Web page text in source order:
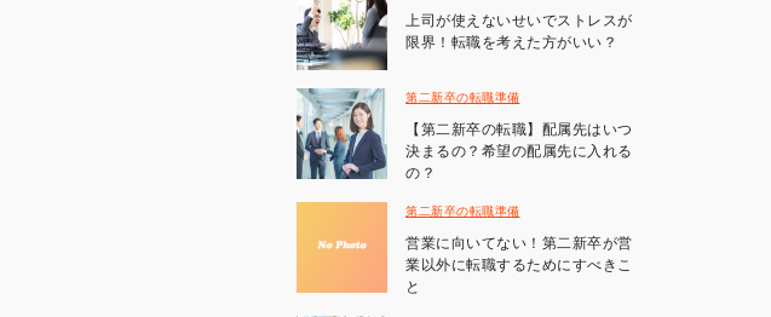
上司が使えないせいでストレスが
限界！転職を考えた方がいい？
第二新卒の転職準備
【第二新卒の転職】配属先はいつ
決まるの？希望の配属先に入れる
の？
第二新卒の転職準備
営業に向いてない！第二新卒が営
業以外に転職するためにすべきこ
と